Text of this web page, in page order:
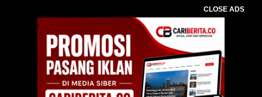
CLOSE ADS